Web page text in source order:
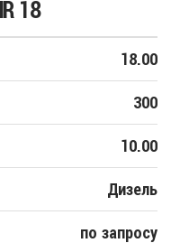
18
18.00
300
10.00
Дизель
по запросу